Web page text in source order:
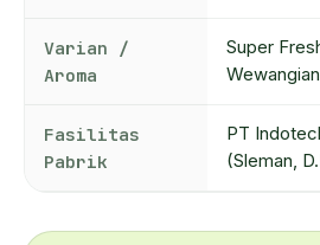
Varian /
Aroma
Super
Fasilitas
Pabrik
PT
(Sleman,